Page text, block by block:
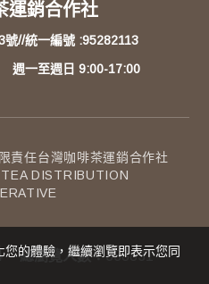
運銷合作社
號//統一編號 :95282113
一至週日 9:00-17:00
任台灣咖啡茶運銷合作社
DISTRIBUTION
總瀏覽人數：338831
的體驗，繼續瀏覽即表示您同